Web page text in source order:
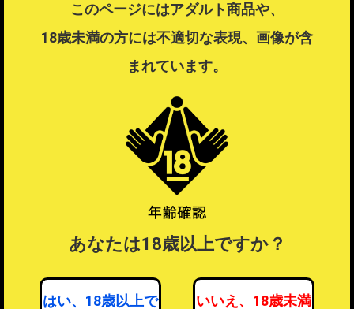
専用ブリスターケース、オリジナルローション付属
4589454650789
この商品はラッピング可能な商品です
ラッピング不可商品とラッピング可能商品を同時注文した場合、ラ
ッピングするを選択することはできません。
ラッピングするを選択したい場合は注文を分けてご注文ください。
このページにはアダルト商品や、
18歳未満の方には不適切な表現、画像が含
まれています。
あなたは18歳以上ですか？
はい、18歳以上で いいえ、18歳未満